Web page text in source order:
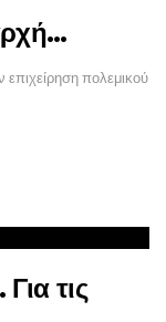
επιχείρηση πολεμικού
τις